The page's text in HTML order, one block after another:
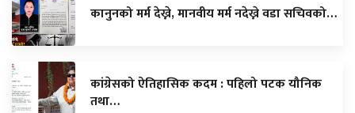
कानुनको मर्म देख्ने, मानवीय मर्म नदेख्ने वडा सचिवको…
कांग्रेसको ऐतिहासिक कदम : पहिलो पटक यौनिक
तथा…